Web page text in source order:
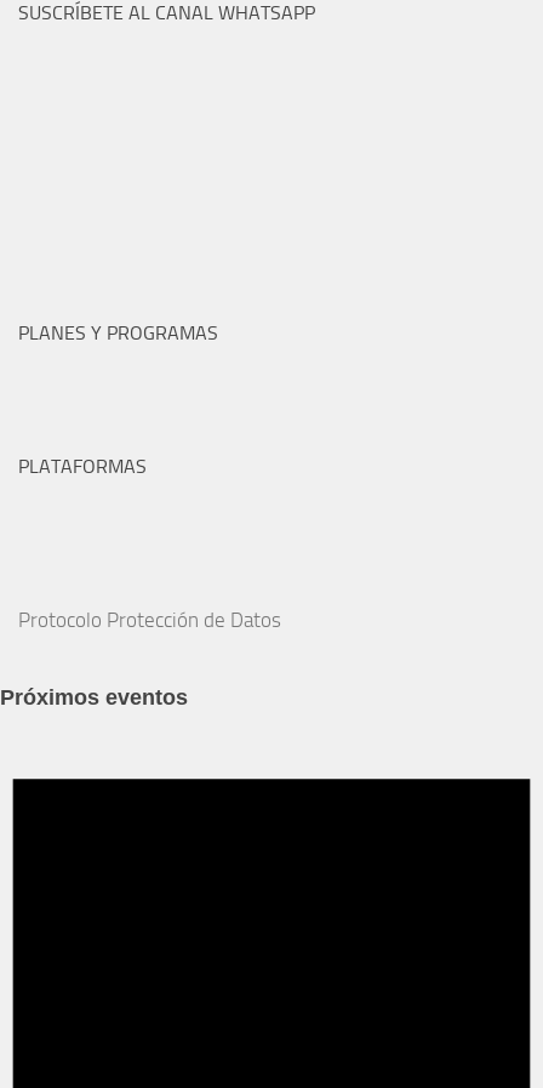
SUSCRÍBETE AL CANAL WHATSAPP
PLANES Y PROGRAMAS
PLATAFORMAS
Protocolo Protección de Datos
Próximos eventos